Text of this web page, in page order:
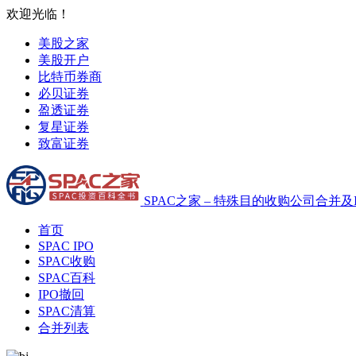
欢迎光临！
美股之家
美股开户
比特币券商
必贝证券
盈透证券
复星证券
致富证券
SPAC之家 – 特殊目的收购公司合并
首页
SPAC IPO
SPAC收购
SPAC百科
IPO撤回
SPAC清算
合并列表